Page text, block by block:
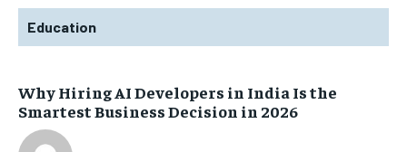
Education
Why Hiring AI Developers in India Is the
Smartest Business Decision in 2026